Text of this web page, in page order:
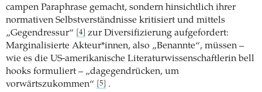
campen Paraphrase gemacht, sondern hinsichtlich ihrer
normativen Selbstverständnisse kritisiert und mittels
„Gegendressur“
[4]
zur Diversifizierung aufgefordert:
Marginalisierte Akteur*innen, also „Benannte“, müssen –
wie es die US-amerikanische Literaturwissenschaftlerin bell
hooks formuliert – „dagegendrücken, um
vorwärtszukommen“
[5]
.